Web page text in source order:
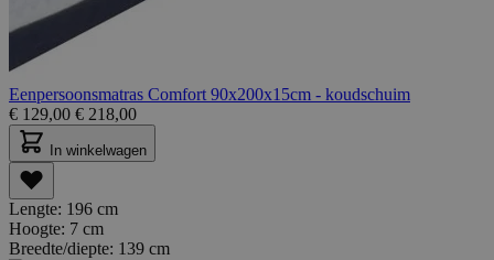
Eenpersoonsmatras Comfort 90x200x15cm - koudschuim
€ 129,00 € 218,00
In winkelwagen
Lengte: 196 cm
Hoogte: 7 cm
Breedte/diepte: 139 cm